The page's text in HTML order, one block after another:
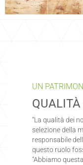
UN
“La qualità dei
selezione della
responsabile
questo ruolo
“Abbiamo